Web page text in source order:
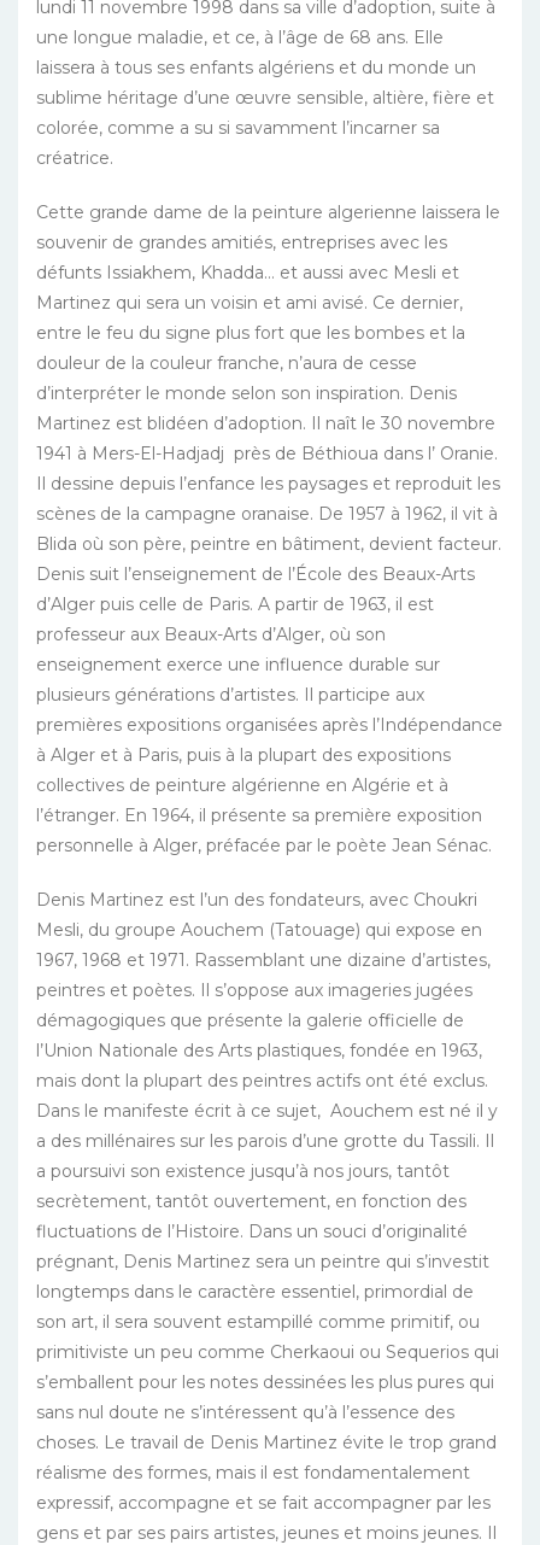
lundi 11 novembre 1998 dans sa ville d’adoption, suite à
une longue maladie, et ce, à l’âge de 68 ans. Elle
laissera à tous ses enfants algériens et du monde un
sublime héritage d’une œuvre sensible, altière, fière et
colorée, comme a su si savamment l’incarner sa
créatrice.
Cette grande dame de la peinture algerienne laissera le
souvenir de grandes amitiés, entreprises avec les
défunts Issiakhem, Khadda… et aussi avec Mesli et
Martinez qui sera un voisin et ami avisé. Ce dernier,
entre le feu du signe plus fort que les bombes et la
douleur de la couleur franche, n’aura de cesse
d’interpréter le monde selon son inspiration. Denis
Martinez est blidéen d’adoption. Il naît le 30 novembre
1941 à Mers-El-Hadjadj près de Béthioua dans l’ Oranie.
Il dessine depuis l’enfance les paysages et reproduit les
scènes de la campagne oranaise. De 1957 à 1962, il vit à
Blida où son père, peintre en bâtiment, devient facteur.
Denis suit l’enseignement de l’École des Beaux-Arts
d’Alger puis celle de Paris. A partir de 1963, il est
professeur aux Beaux-Arts d’Alger, où son
enseignement exerce une influence durable sur
plusieurs générations d’artistes. Il participe aux
premières expositions organisées après l’Indépendance
à Alger et à Paris, puis à la plupart des expositions
collectives de peinture algérienne en Algérie et à
l’étranger. En 1964, il présente sa première exposition
personnelle à Alger, préfacée par le poète Jean Sénac.
Denis Martinez est l’un des fondateurs, avec Choukri
Mesli, du groupe Aouchem (Tatouage) qui expose en
1967, 1968 et 1971. Rassemblant une dizaine d’artistes,
peintres et poètes. Il s’oppose aux imageries jugées
démagogiques que présente la galerie officielle de
l’Union Nationale des Arts plastiques, fondée en 1963,
mais dont la plupart des peintres actifs ont été exclus.
Dans le manifeste écrit à ce sujet, Aouchem est né il y
a des millénaires sur les parois d’une grotte du Tassili. Il
a poursuivi son existence jusqu’à nos jours, tantôt
secrètement, tantôt ouvertement, en fonction des
fluctuations de l’Histoire. Dans un souci d’originalité
prégnant, Denis Martinez sera un peintre qui s’investit
longtemps dans le caractère essentiel, primordial de
son art, il sera souvent estampillé comme primitif, ou
primitiviste un peu comme Cherkaoui ou Sequerios qui
s’emballent pour les notes dessinées les plus pures qui
sans nul doute ne s’intéressent qu’à l’essence des
choses. Le travail de Denis Martinez évite le trop grand
réalisme des formes, mais il est fondamentalement
expressif, accompagne et se fait accompagner par les
gens et par ses pairs artistes, jeunes et moins jeunes. Il